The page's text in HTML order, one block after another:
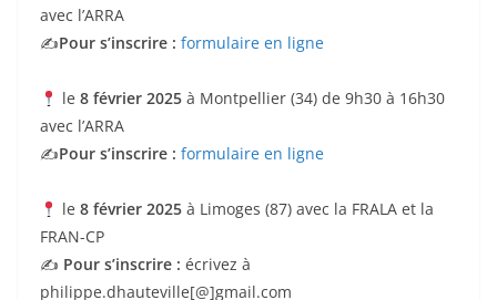
avec l’ARRA
✍️Pour s’inscrire : formulaire en ligne
le 8 février 2025à Montpellier (34) de 9h30 à 16h30
avec l’ARRA
✍️Pour s’inscrire : formulaire en ligne
le 8 février 2025à Limoges (87) avec la FRALA et la
FRAN-CP
✍️ Pour s’inscrire : écrivez à
philippe.dhauteville[@]gmail.com